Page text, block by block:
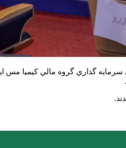
گذاري گروه مالي کيميا مس